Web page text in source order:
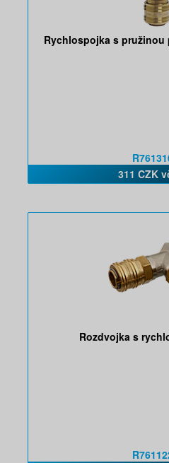
Rychlospojka s pružinou
311 CZK
Rozdvojka s